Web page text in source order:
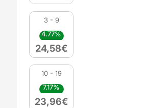
3 - 9
4.77%
24,58€
10 - 19
7.17%
23,96€